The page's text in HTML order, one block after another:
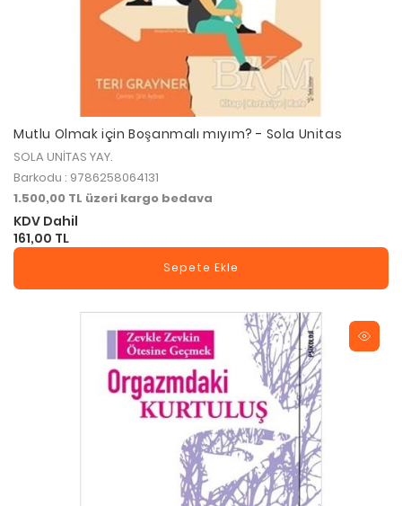
Mutlu Olmak için Boşanmalı mıyım? - Sola Unitas
SOLA UNİTAS YAY.
Barkodu : 9786258064131
1.500,00 TL üzeri kargo bedava
KDV Dahil
161,00 TL
Sepete Ekle